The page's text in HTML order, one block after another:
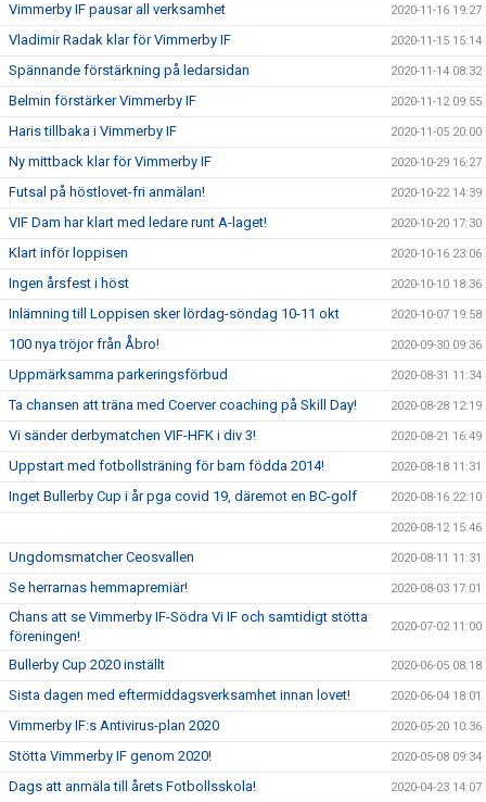
Vimmerby IF pausar all verksamhet 2020-11-16 19:27
Vladimir Radak klar för Vimmerby IF 2020-11-15 15:14
Spännande förstärkning på ledarsidan 2020-11-14 08:32
Belmin förstärker Vimmerby IF 2020-11-12 09:55
Haris tillbaka i Vimmerby IF 2020-11-05 20:00
Ny mittback klar för Vimmerby IF 2020-10-29 16:27
Futsal på höstlovet-fri anmälan! 2020-10-22 14:39
VIF Dam har klart med ledare runt A-laget! 2020-10-20 17:30
Klart inför loppisen 2020-10-16 23:06
Ingen årsfest i höst 2020-10-10 18:36
Inlämning till Loppisen sker lördag-söndag 10-11 okt 2020-10-07 19:58
100 nya tröjor från Åbro! 2020-09-30 09:36
Uppmärksamma parkeringsförbud 2020-08-31 11:34
Ta chansen att träna med Coerver coaching på Skill Day! 2020-08-28 12:19
Vi sänder derbymatchen VIF-HFK i div 3! 2020-08-21 16:49
Uppstart med fotbollsträning för barn födda 2014! 2020-08-18 11:31
Inget Bullerby Cup i år pga covid 19, däremot en BC-golf 2020-08-16 22:10
2020-08-12 15:46
Ungdomsmatcher Ceosvallen 2020-08-11 11:31
Se herrarnas hemmapremiär! 2020-08-03 17:01
Chans att se Vimmerby IF-Södra Vi IF och samtidigt stötta
föreningen!
2020-07-02 11:00
Bullerby Cup 2020 inställt 2020-06-05 08:18
Sista dagen med eftermiddagsverksamhet innan lovet! 2020-06-04 18:01
Vimmerby IF:s Antivirus-plan 2020 2020-05-20 10:36
Stötta Vimmerby IF genom 2020! 2020-05-08 09:34
Dags att anmäla till årets Fotbollsskola! 2020-04-23 14:07